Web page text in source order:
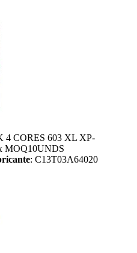
4 CORES 603 XL XP-
MOQ10UNDS
: C13T03A64020